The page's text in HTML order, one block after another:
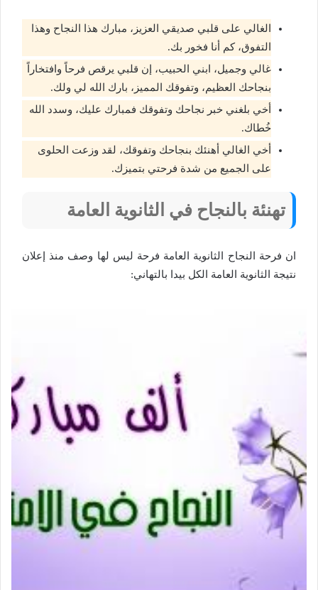
الغالي على قلبي صديقي العزيز، مبارك هذا النجاح وهذا
التفوق، كم أنا فخور بك.
غالي وجميل، ابني الحبيب، إن قلبي يرقص فرحاً وافتخاراً
بنجاحك العظيم، وتفوقك المميز، بارك الله لي ولك.
أخي بلغني خبر نجاحك وتفوقك فمبارك عليك، وسدد الله
خُطاك.
أخي الغالي أهنئك بنجاحك وتفوقك، لقد وزعت الحلوى
على الجميع من شدة فرحتي بتميزك.
تهنئة بالنجاح في الثانوية العامة
ان فرحة النجاح الثانوية العامة فرحة ليس لها وصف منذ إعلان
نتيجة الثانوية العامة الكل بيدا بالتهاني: